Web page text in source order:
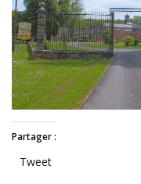
Partager :
Tweet